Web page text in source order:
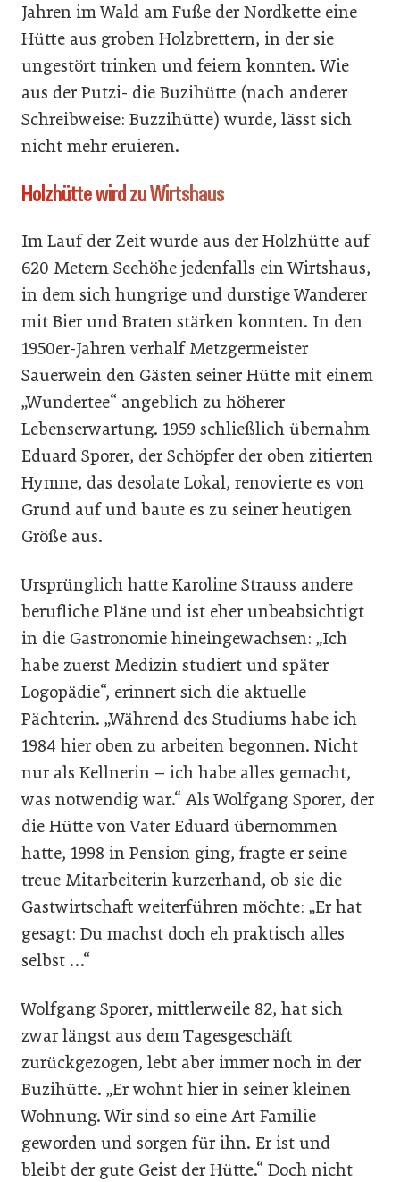
Jahren im Wald am Fuße der Nordkette eine
Hütte aus groben Holzbrettern, in der sie
ungestört trinken und feiern konnten. Wie
aus der Putzi- die Buzihütte (nach anderer
Schreibweise: Buzzihütte) wurde, lässt sich
nicht mehr eruieren.
Holzhütte wird zu Wirtshaus
Im Lauf der Zeit wurde aus der Holzhütte auf
620 Metern Seehöhe jedenfalls ein Wirtshaus,
in dem sich hungrige und durstige Wanderer
mit Bier und Braten stärken konnten. In den
1950er-Jahren verhalf Metzgermeister
Sauerwein den Gästen seiner Hütte mit einem
„Wundertee“ angeblich zu höherer
Lebenserwartung. 1959 schließlich übernahm
Eduard Sporer, der Schöpfer der oben zitierten
Hymne, das desolate Lokal, renovierte es von
Grund auf und baute es zu seiner heutigen
Größe aus.
Ursprünglich hatte Karoline Strauss andere
berufliche Pläne und ist eher unbeabsichtigt
in die Gastro­nomie hineingewachsen: „Ich
habe zuerst Medizin studiert und später
Logopädie“, erinnert sich die aktuelle
Pächterin. „Während des Studiums habe ich
1984 hier oben zu arbeiten begonnen. Nicht
nur als Kellnerin – ich habe alles gemacht,
was notwendig war.“ Als Wolfgang Sporer, der
die Hütte von Vater Eduard übernommen
hatte, 1998 in Pension ging, fragte er seine
treue Mitarbeiterin kurzerhand, ob sie die
Gastwirtschaft weiterführen möchte: „Er hat
gesagt: Du machst doch eh praktisch alles
selbst …“
Wolfgang Sporer, mittlerweile 82, hat sich
zwar längst aus dem Tagesgeschäft
zurückgezogen, lebt aber immer noch in der
Buzihütte. „Er wohnt hier in seiner kleinen
Wohnung. Wir sind so eine Art Familie
geworden und sorgen für ihn. Er ist und
bleibt der gute Geist der Hütte.“ Doch nicht